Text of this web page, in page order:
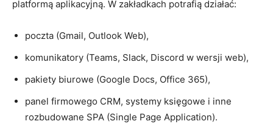
platformą aplikacyjną. W zakładkach potrafią działać:
poczta (Gmail, Outlook Web),
komunikatory (Teams, Slack, Discord w wersji web),
pakiety biurowe (Google Docs, Office 365),
panel firmowego CRM, systemy księgowe i inne
rozbudowane SPA (Single Page Application).